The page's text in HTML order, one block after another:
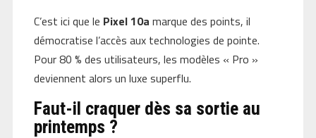
C’est ici que le Pixel 10a marque des points, il
démocratise l’accès aux technologies de pointe.
Pour 80 % des utilisateurs, les modèles « Pro »
deviennent alors un luxe superflu.
Faut-il craquer dès sa sortie au
printemps ?